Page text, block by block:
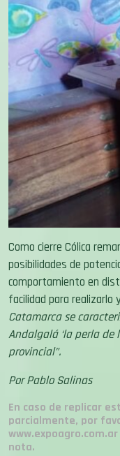
Como cierre Cólica
posibilidades de
comportamiento en
facilidad para realizarlo
Catamarca se
Andalgalá ‘la perla de
provincial”.
Por Pablo Salinas
En caso de replicar
parcialmente, por
nota.